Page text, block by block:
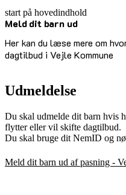
start på hovedindhold
Meld dit barn ud
Her kan du læse mere om
dagtilbud i Vejle Kommune
senest opdateret 13. august 2025
Udmeldelse
Du skal udmelde dit barn hvis
flytter eller vil skifte dagtilbud.
Du skal bruge dit NemID og
Meld dit barn ud af pasning -